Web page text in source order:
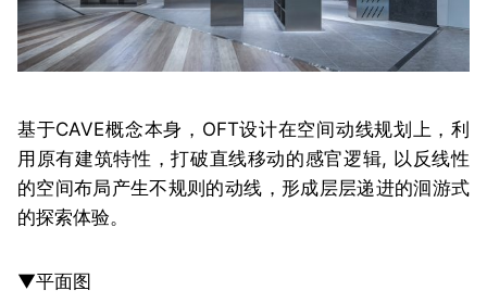
基于CAVE概念本身，OFT设计在空间动线规划上，利
用原有建筑特性，打破直线移动的感官逻辑, 以反线性
的空间布局产生不规则的动线，形成层层递进的洄游式
的探索体验。
▼平面图